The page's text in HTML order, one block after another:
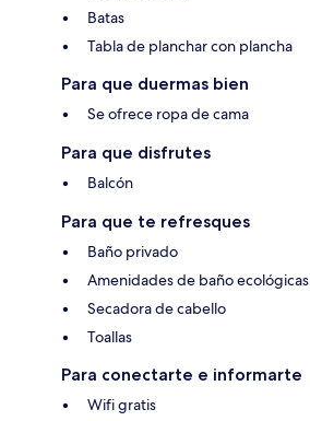
Batas
Tabla de planchar con plancha
Para que duermas bien
Se ofrece ropa de cama
Para que disfrutes
Balcón
Para que te refresques
Baño privado
Amenidades de baño ecológicas
Secadora de cabello
Toallas
Para conectarte e informarte
Wifi gratis